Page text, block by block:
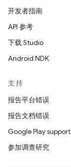
开发者指南
API 参考
下载 Studio
Android NDK
支持
报告平台错误
报告文档错误
Google Play support
参加调查研究